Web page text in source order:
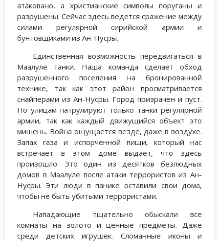
атаковано, а христианские символы поруганы и
разрушены. Сейчас здесь ведется сражение между
силами регулярной сирийской армии и
бунтовщиками из Ан-Нусры.
Единственная возможность передвигаться в
Маалуле танки. Наша команда сделает обход
разрушенного поселения на бронированной
технике, так как этот район просматривается
снайперами из Ан-Нусры. Город призрачен и пуст.
По улицам патрулируют только танки регулярной
армии, так как каждый движущийся объект это
мишень. Война ощущается везде, даже в воздухе.
Запах газа и испорченной пищи, который нас
встречает в этом доме выдает, что здесь
произошло. Это один из десятков безлюдных
домов в Маалуле после атаки террористов из Ан-
Нусры. Эти люди в панике оставили свои дома,
чтобы не быть убитыми террористами.
Нападающие тщательно обыскали все
комнаты на золото и ценные предметы. Даже
среди детских игрушек. Сломанные иконы и